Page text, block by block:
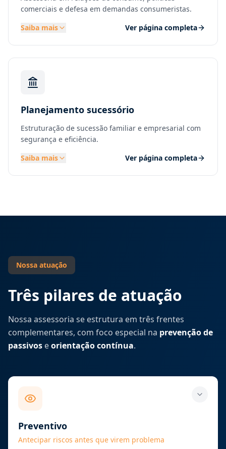
comerciais e defesa em demandas consumeristas.
Saiba mais
Ver página completa
Planejamento sucessório
Estruturação de sucessão familiar e empresarial com
segurança e eficiência.
Saiba mais
Ver página completa
Nossa atuação
Três pilares de atuação
Nossa assessoria se estrutura em três frentes
complementares, com foco especial na prevenção de
passivos eorientação contínua.
Preventivo
Antecipar riscos antes que virem problema